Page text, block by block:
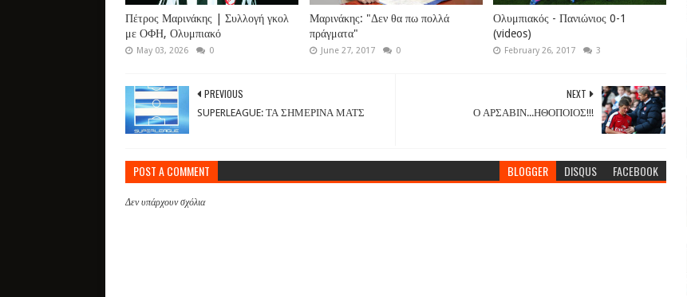
Πέτρος Μαρινάκης | Συλλογή γκολ
με ΟΦΗ, Ολυμπιακό
May 03, 2026 0
Μαρινάκης: "Δεν θα πω πολλά
πράγματα"
June 27, 2017 0
Ολυμπιακός - Πανιώνιος 0-1
(videos)
February 26, 2017 3
NEXT
Ο ΑΡΣΑΒΙΝ...ΗΘΟΠΟΙΟΣ!!!
PREVIOUS
SUPERLEAGUE: ΤΑ ΣΗΜΕΡΙΝΑ ΜΑΤΣ
POST A COMMENT BLOGGER DISQUS FACEBOOK
Δεν υπάρχουν σχόλια